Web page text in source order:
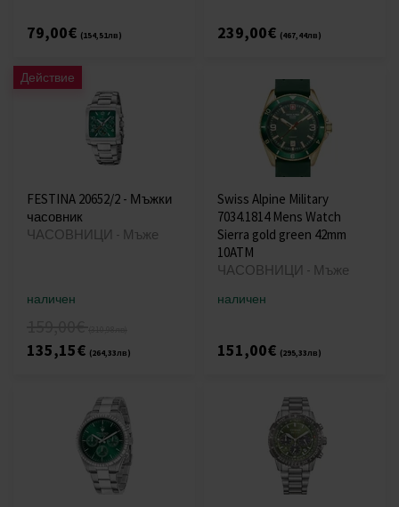
79,00€ (154,51лв) 239,00€ (467,44лв)
Действие
FESTINA 20652/2 - Мъжки
часовник
ЧАСОВНИЦИ - Мъже
наличен
135,15€ (264,33лв)
Swiss Alpine Military
7034.1814 Mens Watch
Sierra gold green 42mm
10ATM
ЧАСОВНИЦИ - Мъже
наличен
151,00€ (295,33лв)